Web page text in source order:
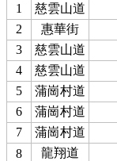
1
慈雲山道
2
惠華街
3
慈雲山道
4
慈雲山道
5
蒲崗村道
6
蒲崗村道
7
蒲崗村道
8
龍翔道